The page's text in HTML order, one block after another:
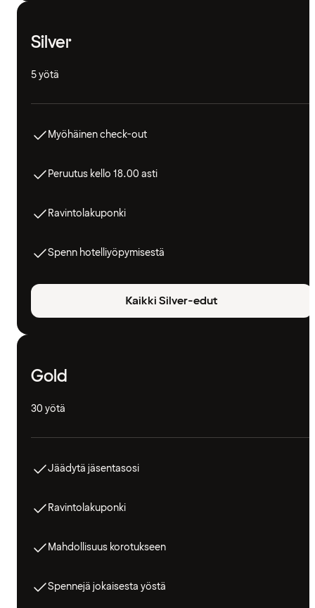
Silver
5 yötä
Myöhäinen check-out
Peruutus kello 18.00 asti
Ravintolakuponki
Spenn hotelliyöpymisestä
Kaikki Silver-edut
Gold
30 yötä
Jäädytä jäsentasosi
Ravintolakuponki
Mahdollisuus korotukseen
Spennejä jokaisesta yöstä